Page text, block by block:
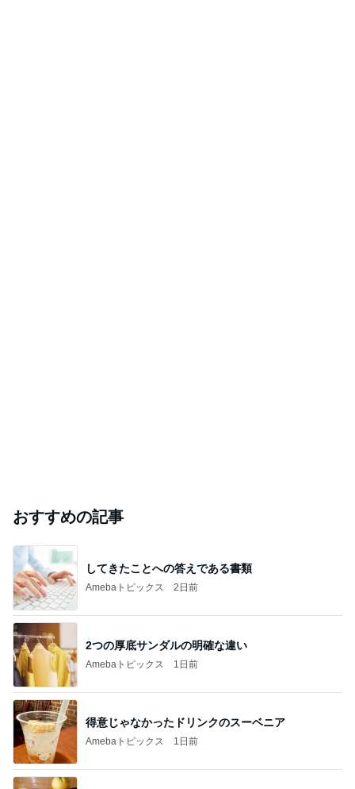
おすすめの記事
してきたことへの答えである書類
Amebaトピックス 2日前
2つの厚底サンダルの明確な違い
Amebaトピックス 1日前
得意じゃなかったドリンクのスーベニア
Amebaトピックス 1日前